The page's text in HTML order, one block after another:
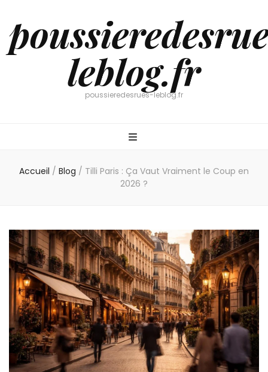
leblog.fr
poussieredesrues-leblog.fr
Accueil / Blog / Tilli Paris : Ça Vaut Vraiment le Coup en
2026 ?